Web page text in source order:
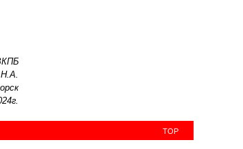
TOP